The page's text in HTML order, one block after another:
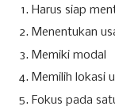
Harus siap
Menentukan
Memiki modal
Memilih lokasi
Fokus pada